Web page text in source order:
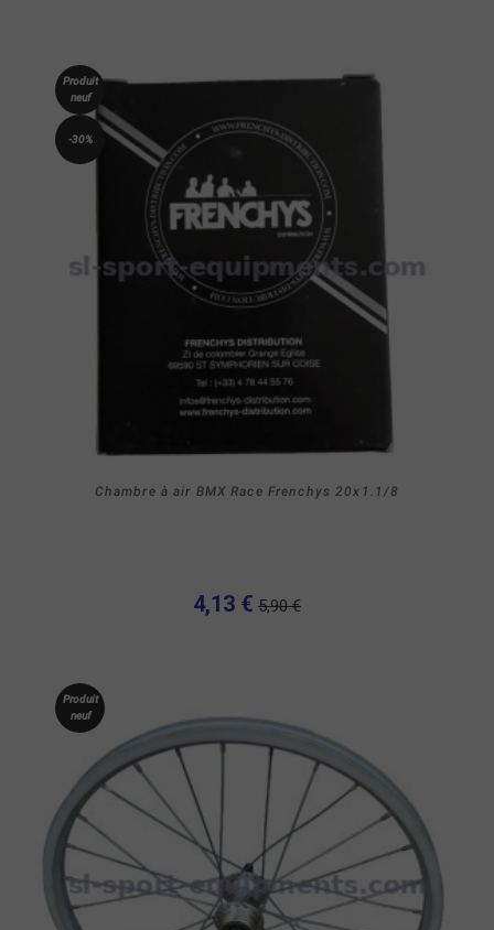
Produit
neuf
-30%
Chambre à air BMX Race Frenchys 20x1.1/8
4,13 € 5,90 €
Produit
neuf